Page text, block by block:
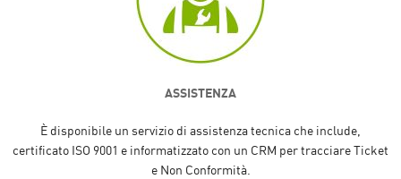
ASSISTENZA
È disponibile un servizio di assistenza tecnica che include,
certificato ISO 9001 e informatizzato con un CRM per tracciare Ticket
e Non Conformità.